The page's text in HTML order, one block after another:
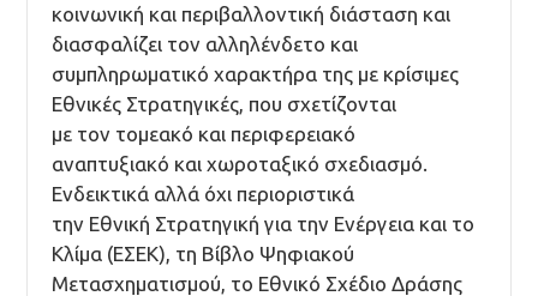
κοινωνική και περιβαλλοντική διάσταση και
διασφαλίζει τον αλληλένδετο και
συμπληρωματικό χαρακτήρα της με κρίσιμες
Εθνικές Στρατηγικές, που σχετίζονται
με τον τομεακό και περιφερειακό
αναπτυξιακό και χωροταξικό σχεδιασμό.
Ενδεικτικά αλλά όχι περιοριστικά
την Εθνική Στρατηγική για την Ενέργεια και το
Κλίμα (ΕΣΕΚ), τη Βίβλο Ψηφιακού
Μετασχηματισμού, το Εθνικό Σχέδιο Δράσης